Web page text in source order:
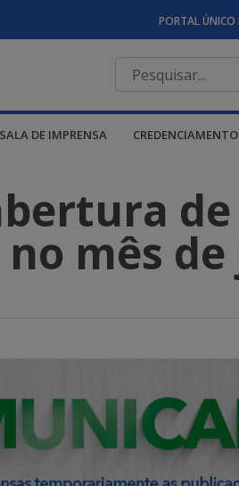
PORTAL ÚNICO
SALA DE IMPRENSA CREDENCIAMENTO
de
no mês